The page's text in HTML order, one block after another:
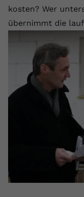
kosten? Wer
übernimmt die